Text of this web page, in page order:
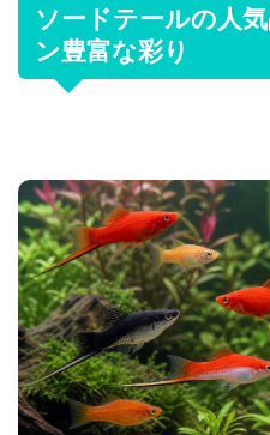
ソードテールの人
ン豊富な彩り